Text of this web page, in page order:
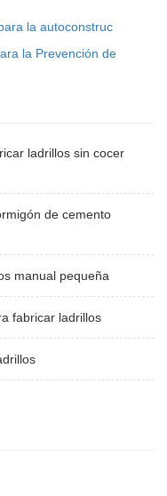
la autoconstruc
la Prevención de
ladrillos sin cocer
de cemento
manual pequeña
fabricar ladrillos